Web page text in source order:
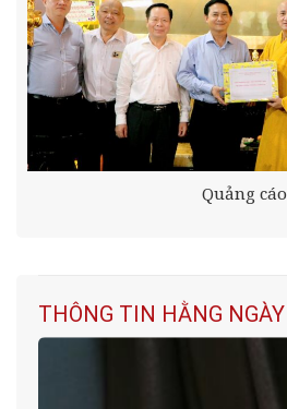
Quảng cáo
THÔNG TIN HẰNG NGÀY